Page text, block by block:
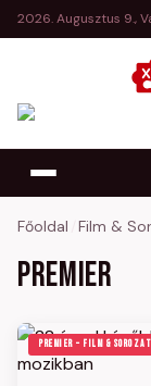
2026. Augusztus 9.,
Főoldal Film &
Premier
PREMIER – FILM & SOROZAT